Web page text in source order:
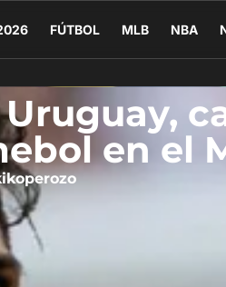
FÚTBOL MLB NBA
en el